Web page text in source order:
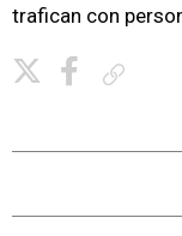
trafican con